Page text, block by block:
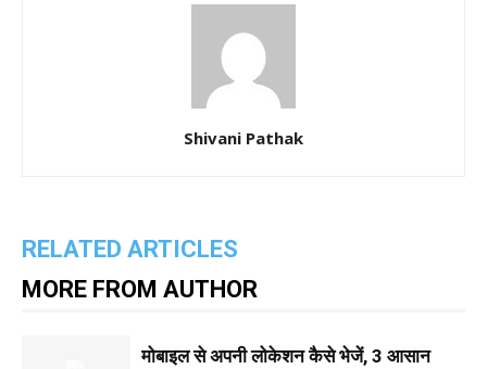
Shivani Pathak
RELATED ARTICLES
MORE FROM AUTHOR
मोबाइल से अपनी लोकेशन कैसे भेजें, 3 आसान